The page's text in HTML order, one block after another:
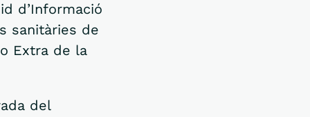
d’Informació
sanitàries de
Extra de la
del